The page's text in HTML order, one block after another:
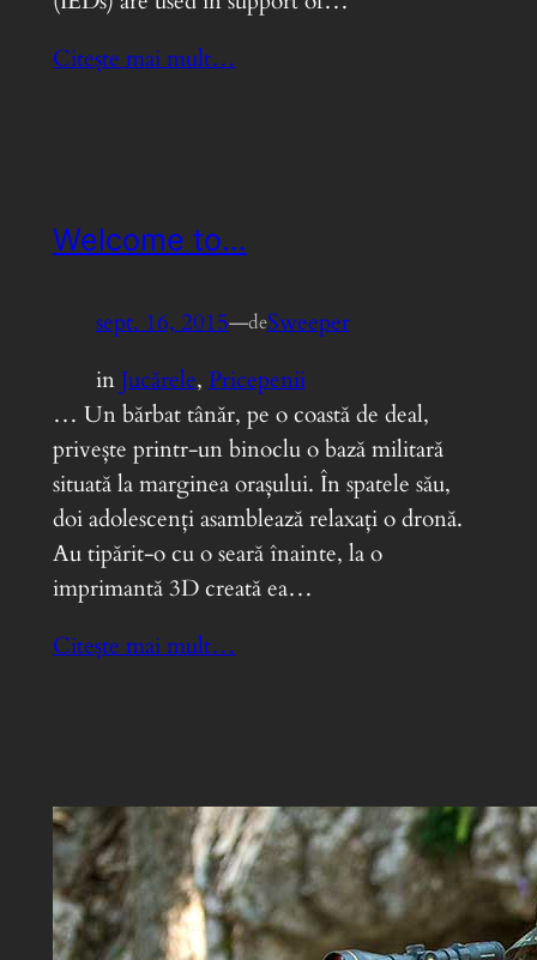
Citește mai mult…
Welcome to…
sept. 16, 2015—deSweeper
inJucărele, Pricepenii
… Un bărbat tânăr, pe o coastă de deal,
privește printr-un binoclu o bază militară
situată la marginea orașului. În spatele său,
doi adolescenți asamblează relaxați o dronă.
Au tipărit-o cu o seară înainte, la o
imprimantă 3D creată ea…
Citește mai mult…